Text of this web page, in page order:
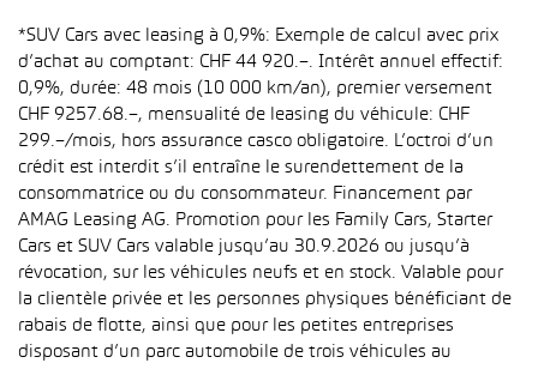
*SUV Cars avec leasing à 0,9%: Exemple de calcul avec prix
d’achat au comptant: CHF 44 920.–. Intérêt annuel effectif:
0,9%, durée: 48 mois (10 000 km/an), premier versement
CHF 9257.68.–, mensualité de leasing du véhicule: CHF
299.–/mois, hors assurance casco obligatoire. L’octroi d’un
crédit est interdit s’il entraîne le surendettement de la
consommatrice ou du consommateur. Financement par
AMAG Leasing AG. Promotion pour les Family Cars, Starter
Cars et SUV Cars valable jusqu’au 30.9.2026 ou jusqu’à
révocation, sur les véhicules neufs et en stock. Valable pour
la clientèle privée et les personnes physiques bénéficiant de
rabais de flotte, ainsi que pour les petites entreprises
disposant d’un parc automobile de trois véhicules au